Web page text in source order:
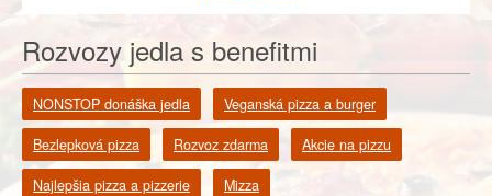
Rozvozy jedla s benefitmi
NONSTOP donáška jedla Veganská pizza a burger
Bezlepková pizza Rozvoz zdarma Akcie na pizzu
Najlepšia pizza a pizzerie Mizza